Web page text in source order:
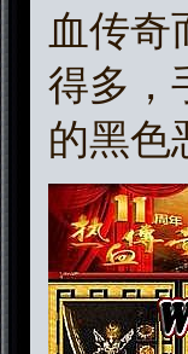
血传奇
得多，
的黑色